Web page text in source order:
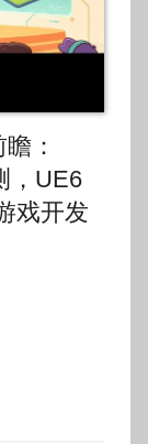
：
，UE6
戏开发